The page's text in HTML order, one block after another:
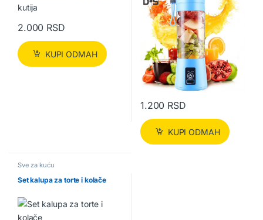
2.000 RSD
KUPI ODMAH
1.200 RSD
KUPI ODMAH
Sve za kuću
Set kalupa za torte i kolače